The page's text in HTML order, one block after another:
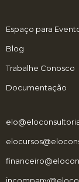
Espaço para
Blog
Trabalhe Conosco
Documentação